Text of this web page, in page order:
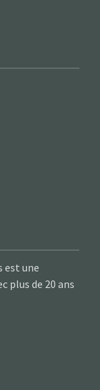
est une
plus de 20 ans